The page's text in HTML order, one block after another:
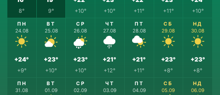
8° 9° +10° +10° +11° +11° +10°
ПН
24.08
+24°
+9°
ВТ
25.08
+23°
+10°
СР
26.08
+23°
+10°
ЧТ
27.08
+21°
+12°
ПТ
28.08
+21°
+11°
СБ
29.08
+23°
+8°
НД
30.08
+23°
+8°
ПН
31.08
ВТ
01.09
СР
02.09
ЧТ
03.09
ПТ
04.09
СБ
05.09
НД
06.09